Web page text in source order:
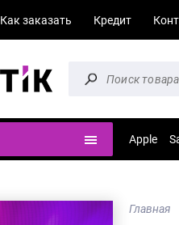
Как заказать Кредит
Apple
Главная